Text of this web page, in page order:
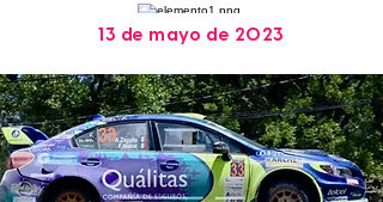
13 de mayo de 2023